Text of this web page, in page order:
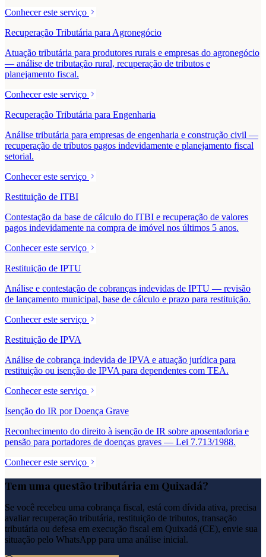
Conhecer este serviço
Recuperação Tributária para Agronegócio
Atuação tributária para produtores rurais e empresas do agronegócio
— análise de tributação rural, recuperação de tributos e
planejamento fiscal.
Conhecer este serviço
Recuperação Tributária para Engenharia
Análise tributária para empresas de engenharia e construção civil —
recuperação de tributos pagos indevidamente e planejamento fiscal
setorial.
Conhecer este serviço
Restituição de ITBI
Contestação da base de cálculo do ITBI e recuperação de valores
pagos indevidamente na compra de imóvel nos últimos 5 anos.
Conhecer este serviço
Restituição de IPTU
Análise e contestação de cobranças indevidas de IPTU — revisão
de lançamento municipal, base de cálculo e prazo para restituição.
Conhecer este serviço
Restituição de IPVA
Análise de cobrança indevida de IPVA e atuação jurídica para
restituição ou isenção de IPVA para dependentes com TEA.
Conhecer este serviço
Isenção do IR por Doença Grave
Reconhecimento do direito à isenção de IR sobre aposentadoria e
pensão para portadores de doenças graves — Lei 7.713/1988.
Conhecer este serviço
Tem uma questão tributária em Quixadá?
Se você recebeu uma cobrança fiscal, está com dívida ativa, precisa
avaliar recuperação tributária, restituição de tributos, transação
tributária ou defesa em execução fiscal em Quixadá (CE), envie sua
situação pelo WhatsApp para uma análise inicial.